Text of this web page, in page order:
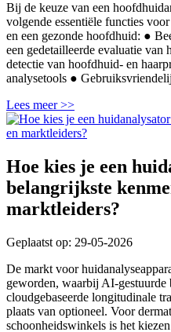
Bij de keuze van een
volgende essentiële functies
en een gezonde hoofdhuid: ●
een gedetailleerde evaluatie van
detectie van hoofdhuid- en
analysetools ●
Lees meer >>
Hoe kies je een
belangrijkste
marktleiders?
Geplaatst op: 29-05-2026
De markt voor
geworden, waarbij AI-
cloudgebaseerde longitudinale
plaats van optioneel. Voor
schoonheidswinkels is het